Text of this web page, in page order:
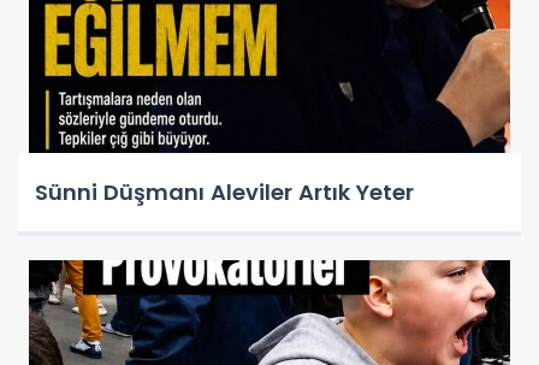
Sünni Düşmanı Aleviler Artık Yeter